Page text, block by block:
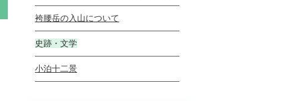
袴腰岳の入山について
史跡・文学
小泊十二景